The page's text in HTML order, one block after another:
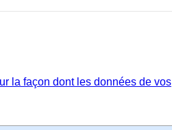
la façon dont les données de vos